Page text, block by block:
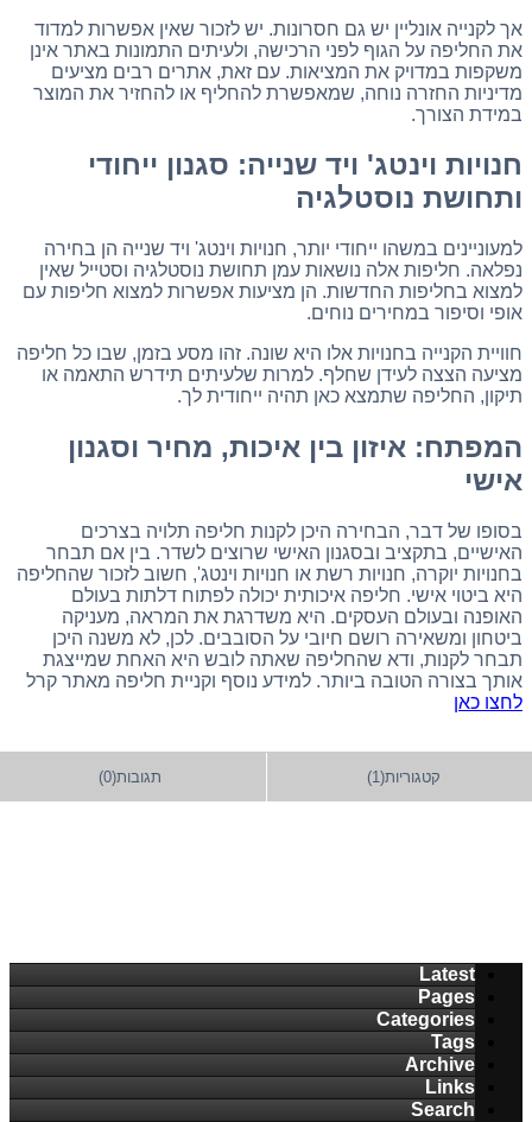
אך לקנייה אונליין יש גם חסרונות. יש לזכור שאין אפשרות למדוד
את החליפה על הגוף לפני הרכישה, ולעיתים התמונות באתר אינן
משקפות במדויק את המציאות. עם זאת, אתרים רבים מציעים
מדיניות החזרה נוחה, שמאפשרת להחליף או להחזיר את המוצר
במידת הצורך.
חנויות וינטג' ויד שנייה: סגנון ייחודי
ותחושת נוסטלגיה
למעוניינים במשהו ייחודי יותר, חנויות וינטג' ויד שנייה הן בחירה
נפלאה. חליפות אלה נושאות עמן תחושת נוסטלגיה וסטייל שאין
למצוא בחליפות החדשות. הן מציעות אפשרות למצוא חליפות עם
אופי וסיפור במחירים נוחים.
חוויית הקנייה בחנויות אלו היא שונה. זהו מסע בזמן, שבו כל חליפה
מציעה הצצה לעידן שחלף. למרות שלעיתים תידרש התאמה או
תיקון, החליפה שתמצא כאן תהיה ייחודית לך.
המפתח: איזון בין איכות, מחיר וסגנון
אישי
בסופו של דבר, הבחירה היכן לקנות חליפה תלויה בצרכים
האישיים, בתקציב ובסגנון האישי שרוצים לשדר. בין אם תבחר
בחנויות יוקרה, חנויות רשת או חנויות וינטג', חשוב לזכור שהחליפה
היא ביטוי אישי. חליפה איכותית יכולה לפתוח דלתות בעולם
האופנה ובעולם העסקים. היא משדרגת את המראה, מעניקה
ביטחון ומשאירה רושם חיובי על הסובבים. לכן, לא משנה היכן
תבחר לקנות, ודא שהחליפה שאתה לובש היא האחת שמייצגת
אותך בצורה הטובה ביותר. למידע נוסף וקניית חליפה מאתר קרל
לחצו כאן
תגובות(0) קטגוריות(1)
Latest
Pages
Categories
Tags
Archive
Links
Search